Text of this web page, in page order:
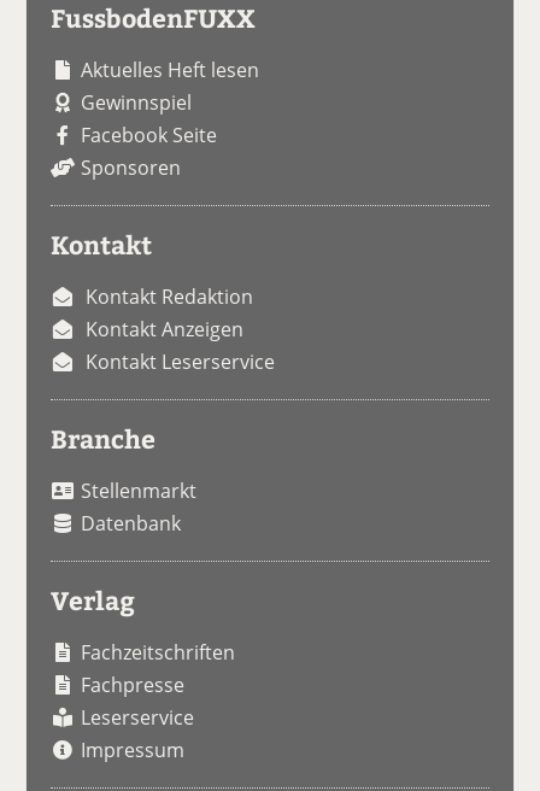
FussbodenFUXX
Aktuelles Heft lesen
Gewinnspiel
Facebook Seite
Sponsoren
Kontakt
Kontakt Redaktion
Kontakt Anzeigen
Kontakt Leserservice
Branche
Stellenmarkt
Datenbank
Verlag
Fachzeitschriften
Fachpresse
Leserservice
Impressum